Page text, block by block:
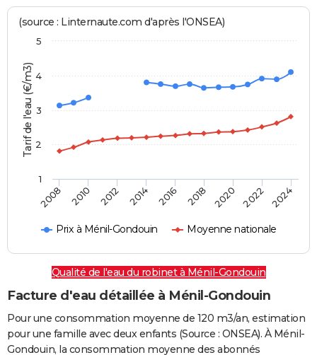
Tarif de l'eau (€/m3)
(source : Linternaute.com d'après l'ONSEA)
Prix à Ménil-Gondouin Moyenne nationale
2008 2010 2012 2014 2016 2018 2020 2022 2024
1
2
3
4
5
Qualité de l'eau du robinet à Ménil-Gondouin
Facture d'eau détaillée à Ménil-Gondouin
Pour une consommation moyenne de 120 m3/an, estimation
pour une famille avec deux enfants (Source : ONSEA). À Ménil-
Gondouin, la consommation moyenne des abonnés